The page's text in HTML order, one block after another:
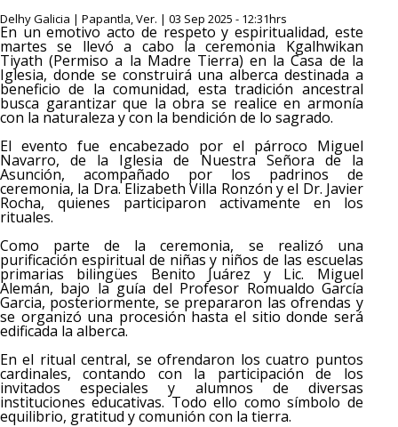
Delhy Galicia | Papantla, Ver. | 03 Sep 2025 - 12:31hrs
En un emotivo acto de respeto y espiritualidad, este
martes se llevó a cabo la ceremonia Kgalhwikan
Tiyath (Permiso a la Madre Tierra) en la Casa de la
Iglesia, donde se construirá una alberca destinada a
beneficio de la comunidad, esta tradición ancestral
busca garantizar que la obra se realice en armonía
con la naturaleza y con la bendición de lo sagrado.
El evento fue encabezado por el párroco Miguel
Navarro, de la Iglesia de Nuestra Señora de la
Asunción, acompañado por los padrinos de
ceremonia, la Dra. Elizabeth Villa Ronzón y el Dr. Javier
Rocha, quienes participaron activamente en los
rituales.
Como parte de la ceremonia, se realizó una
purificación espiritual de niñas y niños de las escuelas
primarias bilingües Benito Juárez y Lic. Miguel
Alemán, bajo la guía del Profesor Romualdo García
Garcia, posteriormente, se prepararon las ofrendas y
se organizó una procesión hasta el sitio donde será
edificada la alberca.
En el ritual central, se ofrendaron los cuatro puntos
cardinales, contando con la participación de los
invitados especiales y alumnos de diversas
instituciones educativas. Todo ello como símbolo de
equilibrio, gratitud y comunión con la tierra.